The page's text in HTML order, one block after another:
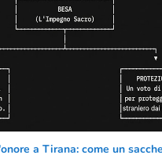
Privacy e Prezzo Imbattibile!